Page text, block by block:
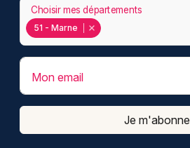
51 - Marne
Choisir mes départements
Mon email
Je m'abonne